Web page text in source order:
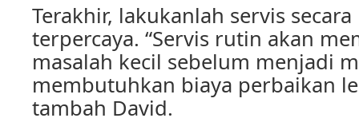
Terakhir, lakukanlah servis
terpercaya. “Servis rutin akan
masalah kecil sebelum menjadi
membutuhkan biaya perbaikan
tambah David.